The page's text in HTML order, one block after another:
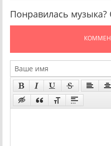
Понравилась